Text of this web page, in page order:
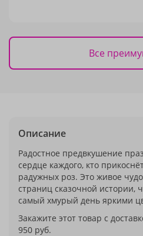
Все
Описание
Радостное предвкушение
сердце каждого, кто
радужных роз. Это живое
страниц сказочной истории,
самый хмурый день яркими
Закажите этот товар с
950 руб.